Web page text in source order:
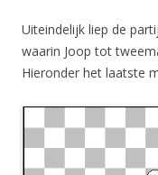
Uiteindelijk liep de
waarin Joop tot
Hieronder het laatste